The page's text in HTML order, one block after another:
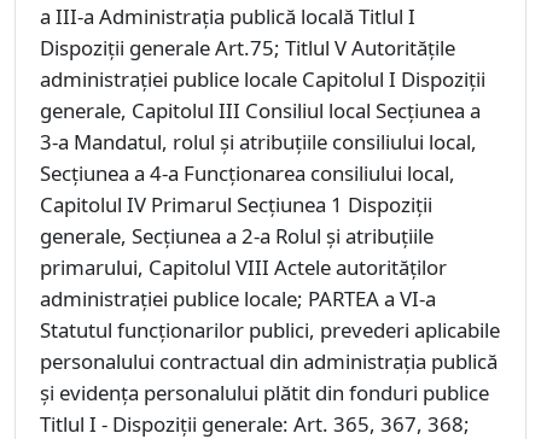
a III-a Administraţia publică locală Titlul I
Dispoziţii generale Art.75; Titlul V Autorităţile
administraţiei publice locale Capitolul I Dispoziţii
generale, Capitolul III Consiliul local Secţiunea a
3-a Mandatul, rolul şi atribuţiile consiliului local,
Secţiunea a 4-a Funcţionarea consiliului local,
Capitolul IV Primarul Secţiunea 1 Dispoziţii
generale, Secţiunea a 2-a Rolul şi atribuţiile
primarului, Capitolul VIII Actele autorităţilor
administraţiei publice locale; PARTEA a VI-a
Statutul funcţionarilor publici, prevederi aplicabile
personalului contractual din administraţia publică
şi evidenţa personalului plătit din fonduri publice
Titlul I - Dispoziţii generale: Art. 365, 367, 368;